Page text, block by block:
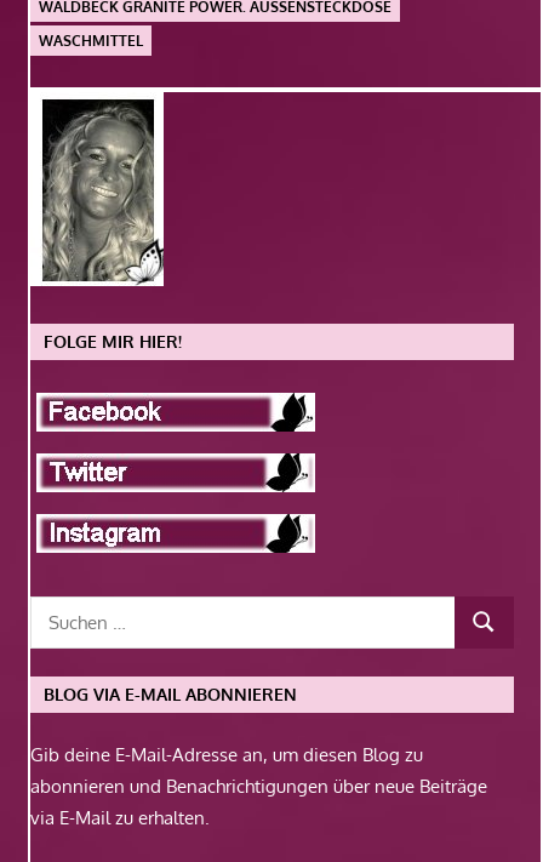
WALDBECK GRANITE POWER. AUSSENSTECKDOSE
WASCHMITTEL
FOLGE MIR HIER!
BLOG VIA E-MAIL ABONNIEREN
Gib deine E-Mail-Adresse an, um diesen Blog zu
abonnieren und Benachrichtigungen über neue Beiträge
via E-Mail zu erhalten.